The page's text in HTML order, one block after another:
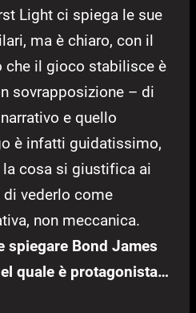
Light ci spiega le sue
ma è chiaro, con il
che il gioco stabilisce è
sovrapposizione – di
e quello
è infatti guidatissimo,
cosa si giustifica ai
vederlo come
non meccanica.
spiegare Bond James
quale è protagonista…